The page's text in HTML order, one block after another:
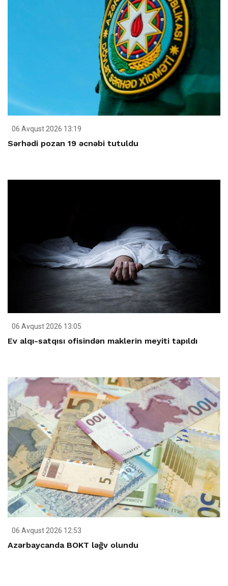
06 Avqust 2026 13:19
Sərhədi pozan 19 əcnəbi tutuldu
06 Avqust 2026 13:05
Ev alqı-satqısı ofisindən maklerin meyiti tapıldı
06 Avqust 2026 12:53
Azərbaycanda BOKT ləğv olundu